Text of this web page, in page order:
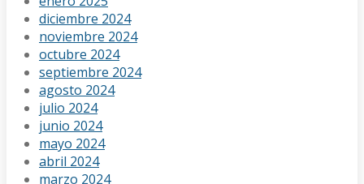
diciembre 2024
noviembre 2024
octubre 2024
septiembre 2024
agosto 2024
julio 2024
junio 2024
mayo 2024
abril 2024
marzo 2024